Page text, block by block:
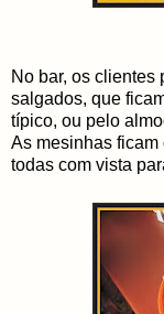
No bar, os clientes
salgados, que
típico, ou pelo
As mesinhas ficam
todas com vista